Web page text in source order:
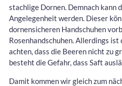
stachlige Dornen. Demnach kann
Angelegenheit werden. Dieser
dornensicheren Handschuhen
Rosenhandschuhen. Allerdings
achten, dass die Beeren nicht zu
besteht die Gefahr, dass Saft
Damit kommen wir gleich zum